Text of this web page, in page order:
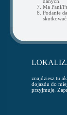
Ma Pani/
Podanie
znajdziesz tu
dojazdu do
przyjmuję.